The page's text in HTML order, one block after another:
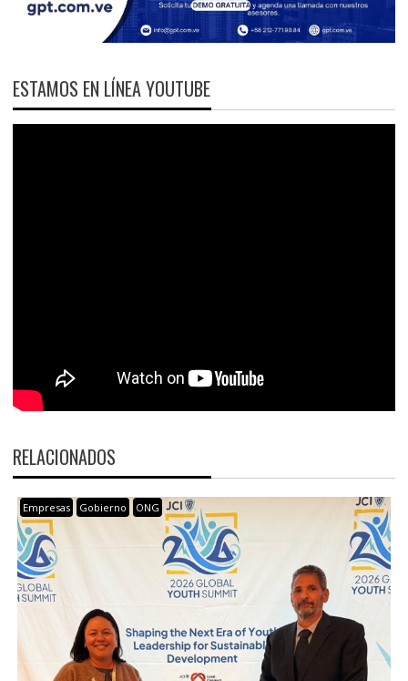
ESTAMOS EN LÍNEA YOUTUBE
RELACIONADOS
Empresas Gobierno ONG